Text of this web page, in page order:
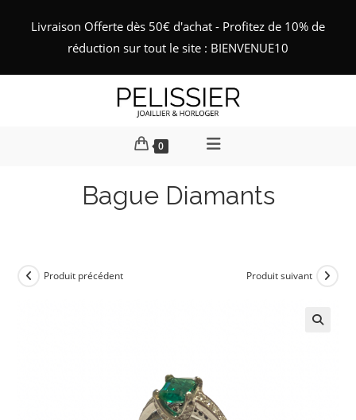
Livraison Offerte dès 50€ d'achat - Profitez de 10% de
réduction sur tout le site : BIENVENUE10
0
Bague Diamants
Produit précédent Produit suivant